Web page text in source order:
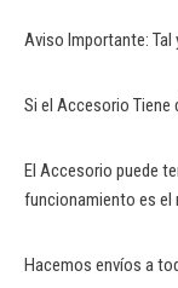
Aviso Importante: Tal
Si el Accesorio Tiene
El Accesorio puede
funcionamiento es el
Hacemos envíos a